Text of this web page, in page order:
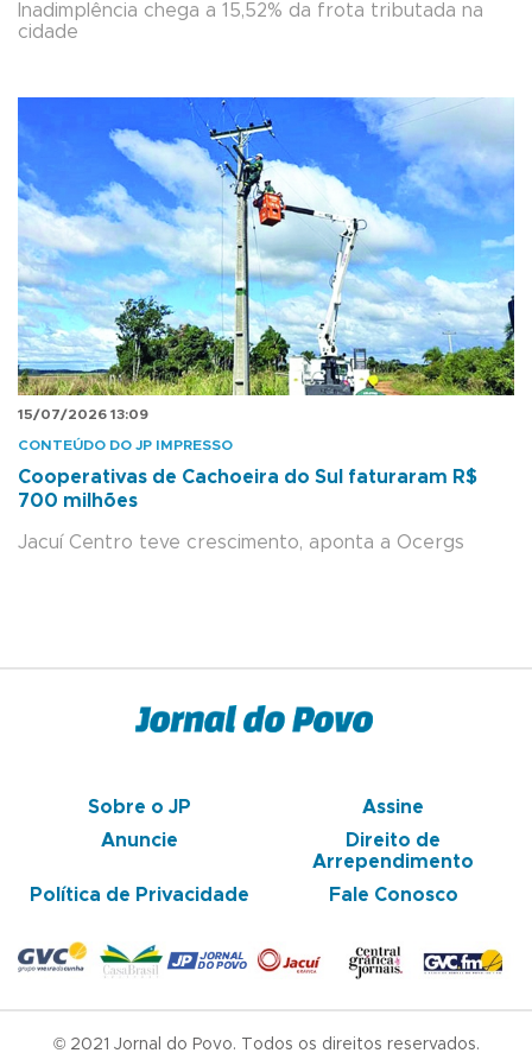
Inadimplência chega a 15,52% da frota tributada na
cidade
15/07/2026 13:09
CONTEÚDO DO JP IMPRESSO
Cooperativas de Cachoeira do Sul faturaram R$
700 milhões
Jacuí Centro teve crescimento, aponta a Ocergs
Sobre o JP
Assine
Anuncie
Direito de
Arrependimento
Política de Privacidade
Fale Conosco
© 2021 Jornal do Povo. Todos os direitos reservados.